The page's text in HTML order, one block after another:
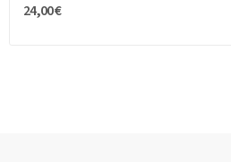
24,00 €